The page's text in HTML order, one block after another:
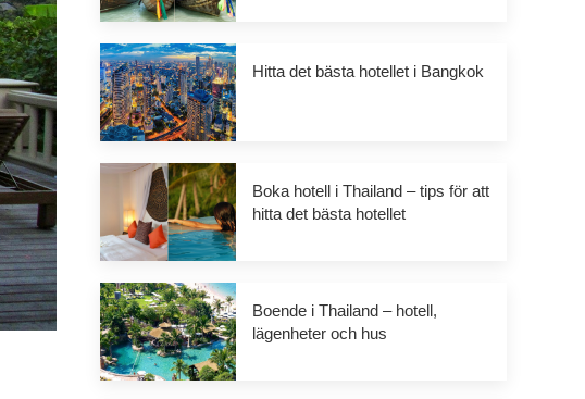
Hitta det bästa hotellet i Bangkok
Boka hotell i Thailand – tips för att
hitta det bästa hotellet
Boende i Thailand – hotell,
lägenheter och hus